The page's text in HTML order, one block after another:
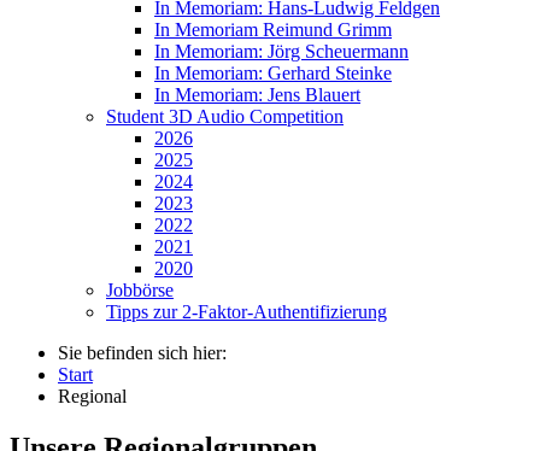
In Memoriam: Hans-Ludwig Feldgen
In Memoriam Reimund Grimm
In Memoriam: Jörg Scheuermann
In Memoriam: Gerhard Steinke
In Memoriam: Jens Blauert
Student 3D Audio Competition
2026
2025
2024
2023
2022
2021
2020
Jobbörse
Tipps zur 2-Faktor-Authentifizierung
Sie befinden sich hier:
Start
Regional